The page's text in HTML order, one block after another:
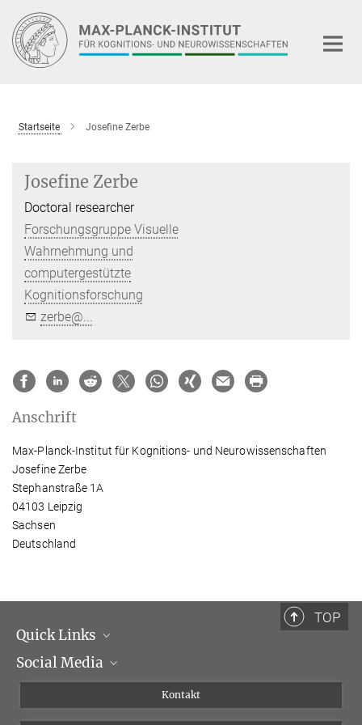
Hauptinhalt
Startseite Josefine Zerbe
Josefine Zerbe
Doctoral researcher
Forschungsgruppe Visuelle
Wahrnehmung und
computergestützte
Kognitionsforschung
zerbe@...
Anschrift
Max-Planck-Institut für Kognitions- und Neurowissenschaften
Josefine Zerbe
Stephanstraße 1A
04103 Leipzig
Sachsen
Deutschland
TOP
Quick Links
Institutsleitung
Social Media
Kontakt